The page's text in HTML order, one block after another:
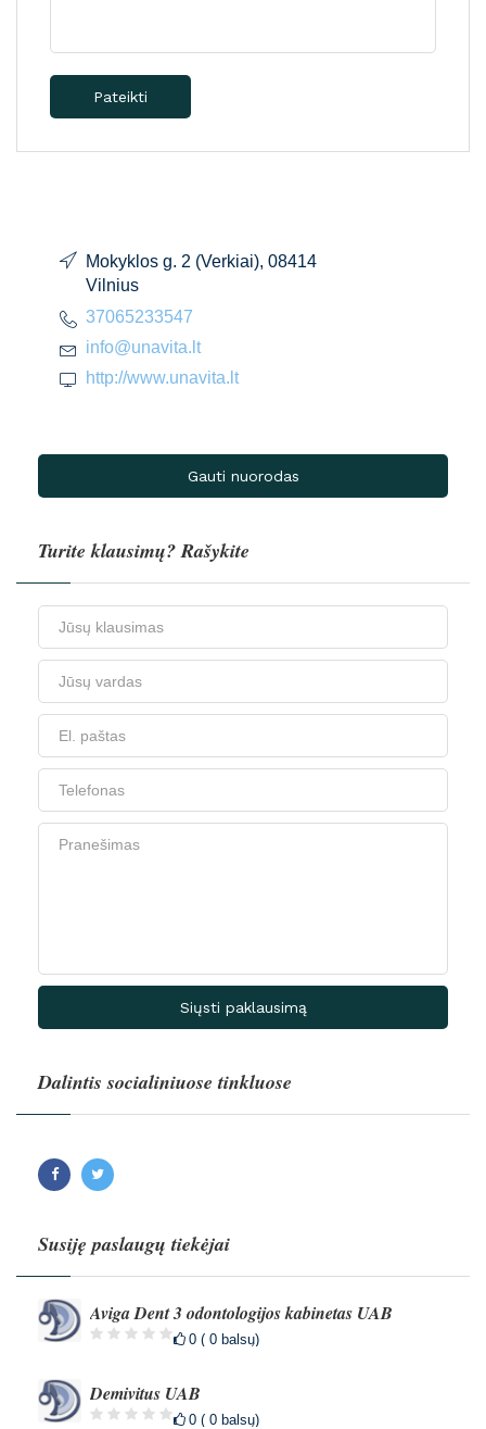
Pateikti
Mokyklos g. 2 (Verkiai), 08414
Vilnius
37065233547
info@unavita.lt
http://www.unavita.lt
Gauti nuorodas
Turite klausimų? Rašykite
Siųsti paklausimą
Dalintis socialiniuose tinkluose
Susiję paslaugų tiekėjai
Aviga Dent 3 odontologijos kabinetas UAB
0 ( 0 balsų)
Demivitus UAB
0 ( 0 balsų)